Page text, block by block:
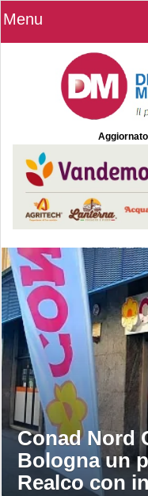
Menu
Conad Nord
Bologna un
Realco con